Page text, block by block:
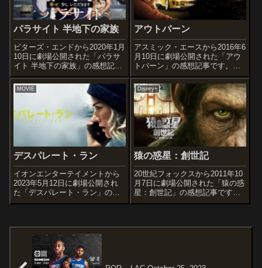
パラサイト 半地下の家族
ビターズ・エンドから2020年1月
10日に劇場公開された「パラサ
イト 半地下の家族」の感想記事
です。第72回カンヌ国際映画祭
で韓国映画初となるパルム・ド
ールの受賞。第92回アカデミー
賞では作品賞を含む6部門にノミ
ネートされ、作品賞、監督
賞、...
アウトバーン
アスミック・エースから2016年6
月10日に劇場公開された「アウ
トバーン」の感想記事です。
『マッドマックス 怒りのデス・
ロード』のニコラス・ホルトが
主演で、恋人を救うために高級
車で爆走するアクション作品で
す。オススメ度あらすじ＆予告
編ドイツ...
MOVIE
デスパレート・ラン
イオンエンターテイメントから
2023年5月12日に劇場公開され
た「デスパレート・ラン」の感
想記事です。オススメ度あらす
がらも平穏な生活を取り戻そう
と懸命に働いていた。ある朝、
いつものよ...
Disney+
猿の惑星：創世記
20世紀フォックスから2011年10
月7日に劇場公開された「猿の惑
星：創世記」の感想記事です。
『PLANET OF THE APES/猿の
で、新たなシリーズのリブート